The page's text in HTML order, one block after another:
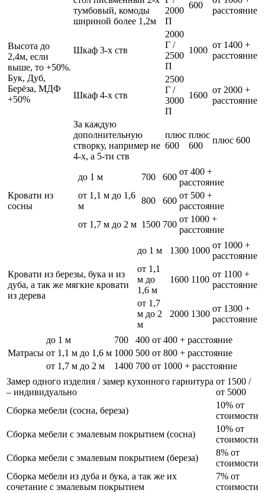
Высота до
2,4м, если
выше, то +50%.
Бук, Дуб,
Берёза, МДФ
+50%
тумбовый, комоды
шириной более 1,2м
2000
П
600
расстояние
Шкаф 3-х ств
2000
Г /
2500
П
1000
от 1400 +
расстояние
Шкаф 4-х ств
2500
Г /
3000
П
1600
от 2000 +
расстояние
За каждую
дополнительную
створку, например не
4-х, а 5-ти ств
плюс
600
плюс
600
плюс 600
Кровати из
сосны
до 1 м 700 600
от 400 +
расстояние
от 1,1 м до 1,6
м
800 600
от 500 +
расстояние
от 1,7 м до 2 м 1500 700
от 1000 +
расстояние
Кровати из березы, бука и из
дуба, а так же мягкие кровати
из дерева
до 1 м 1300 1000
от 1000 +
расстояние
от 1,1
м до
1,6 м
1600 1100
от 1100 +
расстояние
от 1,7
м до 2
м
2000 1300
от 1300 +
расстояние
Матрасы
до 1 м 700 400 от 400 + расстояние
от 1,1 м до 1,6 м 1000 500 от 800 + расстояние
от 1,7 м до 2 м
1400 700 от 1000 + расстояние
Замер одного изделия / замер кухонного гарнитура
– индивидуально
от 1500 /
от 5000
Сборка мебели (сосна, береза)
10% от
стоимости
Сборка мебели с эмалевым покрытием (сосна)
10% от
стоимости
Сборка мебели с эмалевым покрытием (береза)
8% от
стоимости
Сборка мебели из дуба и бука, а так же их
сочетание с эмалевым покрытием
7% от
стоимости